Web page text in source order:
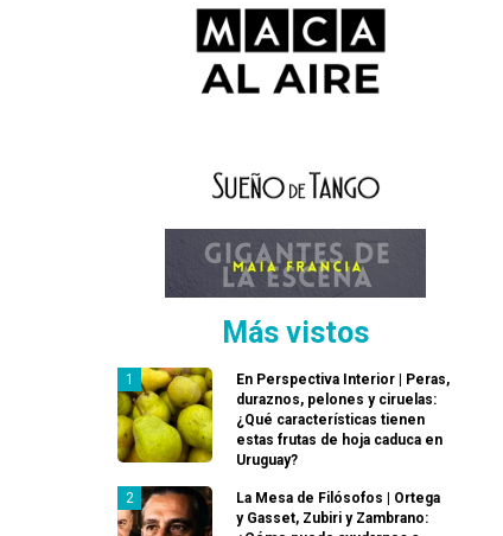
Más vistos
En Perspectiva Interior | Peras,
duraznos, pelones y ciruelas:
¿Qué características tienen
estas frutas de hoja caduca en
Uruguay?
La Mesa de Filósofos | Ortega
y Gasset, Zubiri y Zambrano: